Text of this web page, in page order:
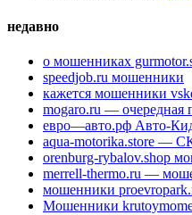
недавно
о мошенниках
speedjob.ru мошенники
кажется мошенники
mogaro.ru — очередная
евро—авто.рф Авто-
aqua-motorika.store —
orenburg-rybalov.shop
merrell-thermo.ru —
мошенники
Мошенники